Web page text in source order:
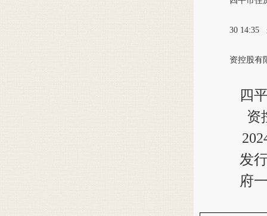
30 14:35
资控股有
四
资
发
府